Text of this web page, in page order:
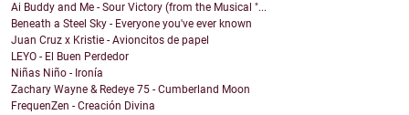
Ai Buddy and Me - Sour Victory (from the Musical "...
Beneath a Steel Sky - Everyone you've ever known
Juan Cruz x Kristie - Avioncitos de papel
LEYO - El Buen Perdedor
Niñas Niño - Ironía
Zachary Wayne & Redeye 75 - Cumberland Moon
FrequenZen - Creación Divina